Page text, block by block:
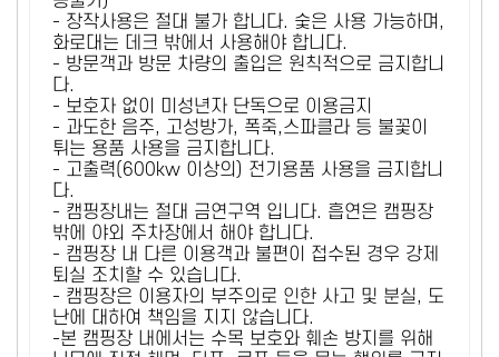
- 장작사용은 절대 불가 합니다. 숯은 사용 가능하며,
화로대는 데크 밖에서 사용해야 합니다.
- 방문객과 방문 차량의 출입은 원칙적으로 금지합니
다.
- 보호자 없이 미성년자 단독으로 이용금지
- 과도한 음주, 고성방가, 폭죽,스파클라 등 불꽃이
튀는 용품 사용을 금지합니다.
- 고출력(600kw 이상의) 전기용품 사용을 금지합니
다.
- 캠핑장내는 절대 금연구역 입니다. 흡연은 캠핑장
밖에 야외 주차장에서 해야 합니다.
- 캠핑장 내 다른 이용객과 불편이 접수된 경우 강제
퇴실 조치할 수 있습니다.
- 캠핑장은 이용자의 부주의로 인한 사고 및 분실, 도
난에 대하여 책임을 지지 않습니다.
-본 캠핑장 내에서는 수목 보호와 훼손 방지를 위해